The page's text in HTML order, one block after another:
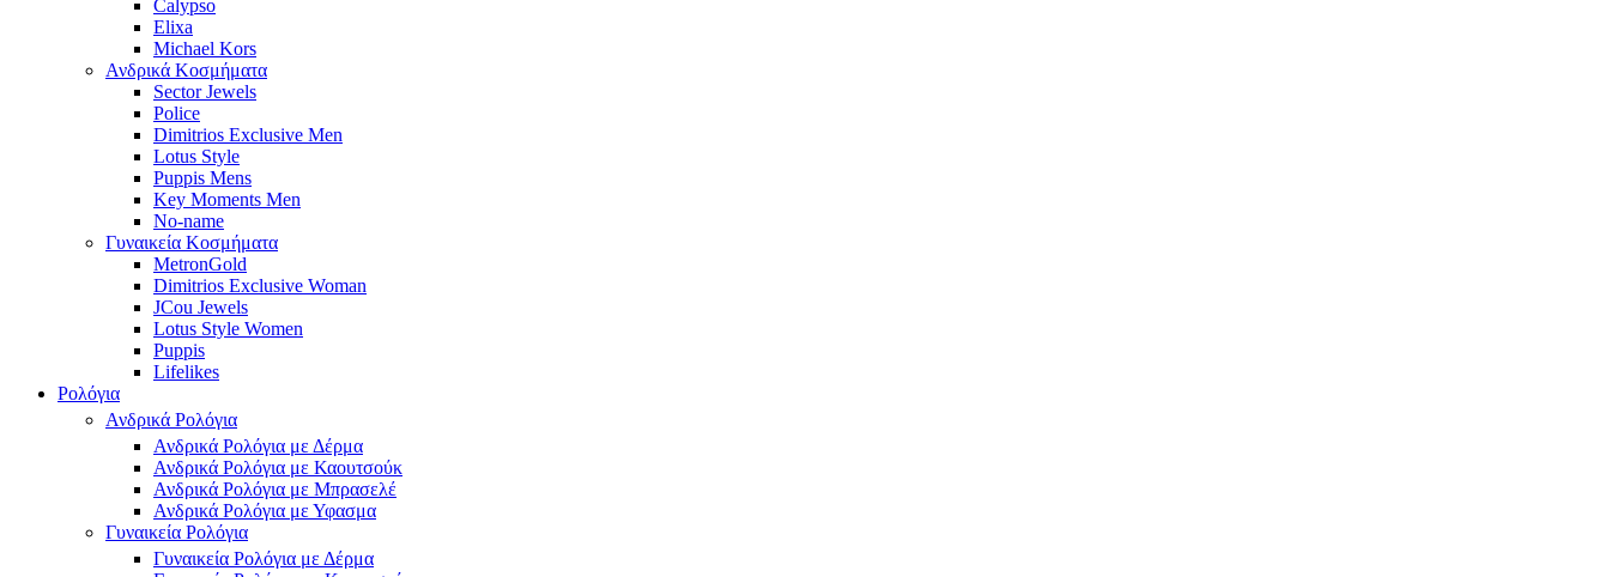
Calypso
Elixa
Michael Kors
Ανδρικά Κοσμήματα
Sector Jewels
Police
Dimitrios Exclusive Men
Lotus Style
Puppis Mens
Key Moments Men
No-name
Γυναικεία Κοσμήματα
MetronGold
Dimitrios Exclusive Woman
JCou Jewels
Lotus Style Women
Puppis
Lifelikes
Ρολόγια
Ανδρικά Ρολόγια
Ανδρικά Ρολόγια με Δέρμα
Ανδρικά Ρολόγια με Καουτσούκ
Ανδρικά Ρολόγια με Μπρασελέ
Ανδρικά Ρολόγια με Υφασμα
Γυναικεία Ρολόγια
Γυναικεία Ρολόγια με Δέρμα